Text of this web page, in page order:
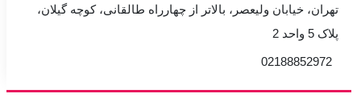
تهران، خیابان ولیعصر، بالاتر از چهارراه طالقانی، کوچه گیلان،
پلاک 5 واحد 2
02188852972